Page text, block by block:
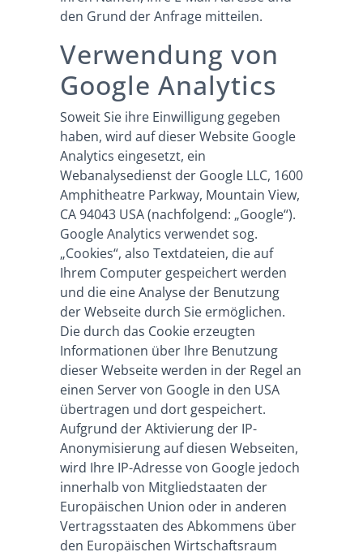
den Grund der Anfrage mitteilen.
Verwendung von
Google Analytics
Soweit Sie ihre Einwilligung gegeben
haben, wird auf dieser Website Google
Analytics eingesetzt, ein
Webanalysedienst der Google LLC, 1600
Amphitheatre Parkway, Mountain View,
CA 94043 USA (nachfolgend: „Google“).
Google Analytics verwendet sog.
„Cookies“, also Textdateien, die auf
Ihrem Computer gespeichert werden
und die eine Analyse der Benutzung
der Webseite durch Sie ermöglichen.
Die durch das Cookie erzeugten
Informationen über Ihre Benutzung
dieser Webseite werden in der Regel an
einen Server von Google in den USA
übertragen und dort gespeichert.
Aufgrund der Aktivierung der IP-
Anonymisierung auf diesen Webseiten,
wird Ihre IP-Adresse von Google jedoch
innerhalb von Mitgliedstaaten der
Europäischen Union oder in anderen
Vertragsstaaten des Abkommens über
den Europäischen Wirtschaftsraum